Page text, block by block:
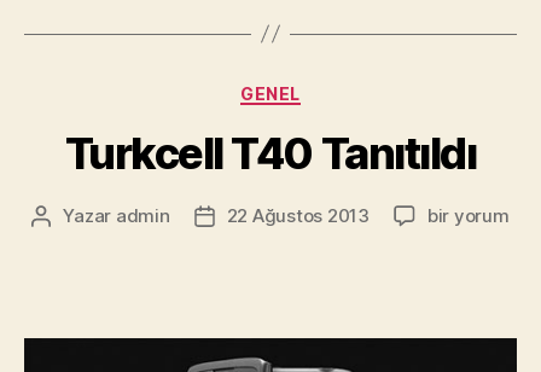
Cihaz
Kategoriler
GENEL
Turkcell T40 Tanıtıldı
Yazının
Yazar admin
Yazı22 Ağustos 2013
Turkcell
bir yorum